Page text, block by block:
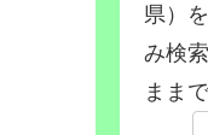
県）
み検
まま